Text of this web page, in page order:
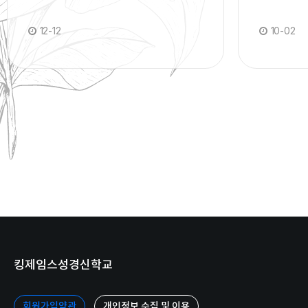
12-12 10-02
킹제임스성경신학교